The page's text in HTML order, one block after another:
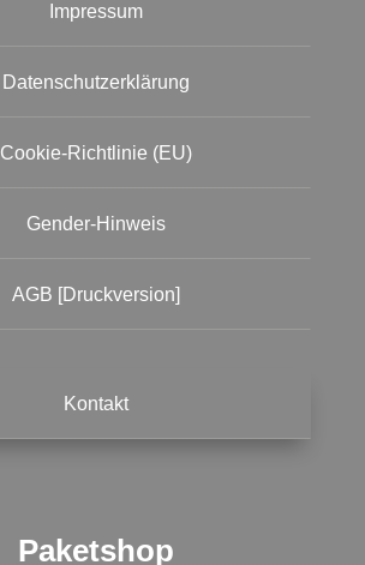
Impressum
Datenschutzerklärung
Cookie-Richtlinie (EU)
Gender-Hinweis
AGB [Druckversion]
Kontakt
Paketshop